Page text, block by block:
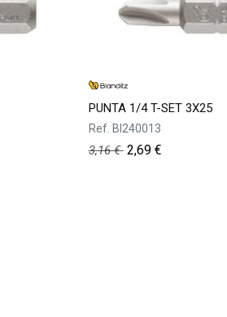
PUNTA 1/4 T-SET 3X25
Ref. BI240013
3,16€ 2,69€